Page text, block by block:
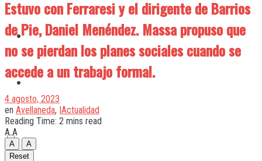
Quilmes
Estuvo con Ferraresi y el dirigente de Barrios
de Pie, Daniel Menéndez. Massa propuso que
no se pierdan los planes sociales cuando se
accede a un trabajo formal.
4 agosto, 2023
en Avellaneda, |Actualidad
Reading Time: 2 mins read
A A
A
A
Reset